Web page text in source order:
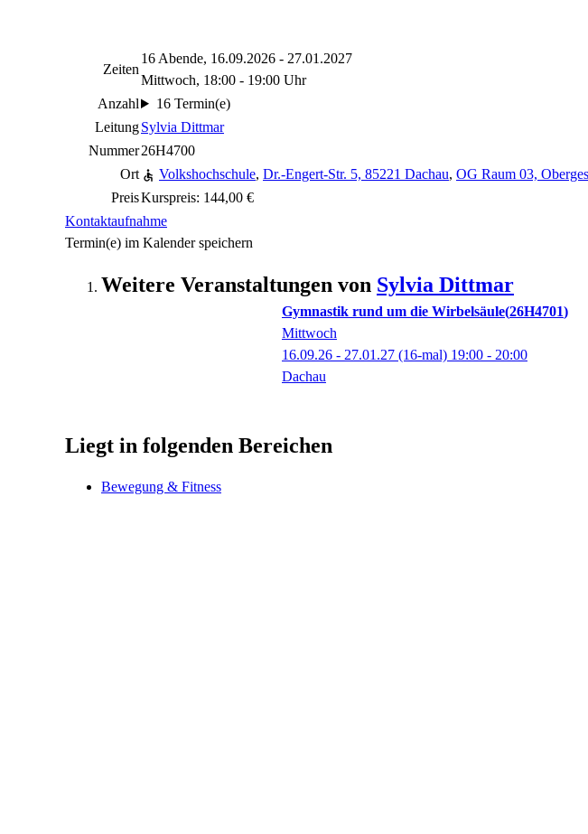
Zeiten
16 Abende, 16.09.2026 - 27.01.2027
Mittwoch, 18:00 - 19:00 Uhr
Anzahl
16 Termin(e)
LeitungSylvia Dittmar
Nummer26H4700
Ort
Volkshochschule, Dr.-Engert-Str. 5, 85221 Dachau, OG Raum 03,
PreisKurspreis: 144,00 €
Kontaktaufnahme
Termin(e) im Kalender speichern
Weitere Veranstaltungen von Sylvia Dittmar
Gymnastik rund um die Wirbelsäule 26H4701
Mittwoch
16.09.26 - 27.01.27 (16-mal) 19:00 - 20:00
Dachau
Liegt in folgenden Bereichen
Bewegung & Fitness